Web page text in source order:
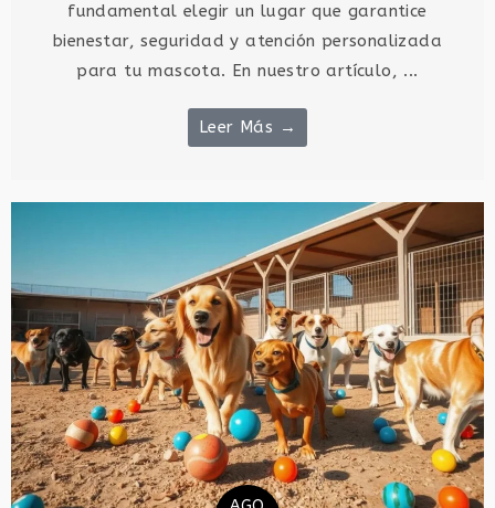
fundamental elegir un lugar que garantice
bienestar, seguridad y atención personalizada
para tu mascota. En nuestro artículo, ...
Leer Más →